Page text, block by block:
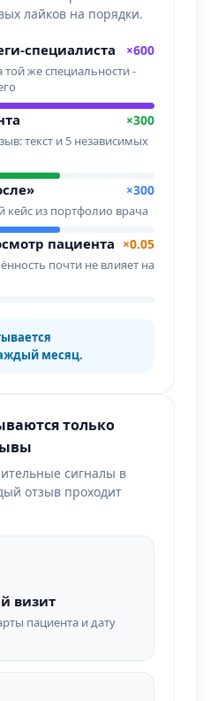
лайков на порядки.
специалиста ×600
же специальности -
×300
текст и 5 независимых
×300
из портфолио врача
пациента ×0.05
почти не влияет на
месяц.
только
сигналы в
отзыв проходит
визит
пациента и дату